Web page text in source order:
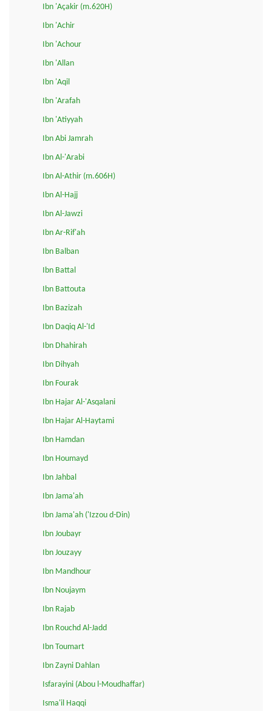
Ibn 'Açakir (m.620H)
Ibn 'Achir
Ibn 'Achour
Ibn 'Allan
Ibn 'Aqil
Ibn 'Arafah
Ibn 'Atiyyah
Ibn Abi Jamrah
Ibn Al-'Arabi
Ibn Al-Athir (m.606H)
Ibn Al-Hajj
Ibn Al-Jawzi
Ibn Ar-Rif'ah
Ibn Balban
Ibn Battal
Ibn Battouta
Ibn Bazizah
Ibn Daqiq Al-'Id
Ibn Dhahirah
Ibn Dihyah
Ibn Fourak
Ibn Hajar Al-'Asqalani
Ibn Hajar Al-Haytami
Ibn Hamdan
Ibn Houmayd
Ibn Jahbal
Ibn Jama'ah
Ibn Jama'ah ('Izzou d-Din)
Ibn Joubayr
Ibn Jouzayy
Ibn Mandhour
Ibn Noujaym
Ibn Rajab
Ibn Rouchd Al-Jadd
Ibn Toumart
Ibn Zayni Dahlan
Isfarayini (Abou l-Moudhaffar)
Isma'il Haqqi